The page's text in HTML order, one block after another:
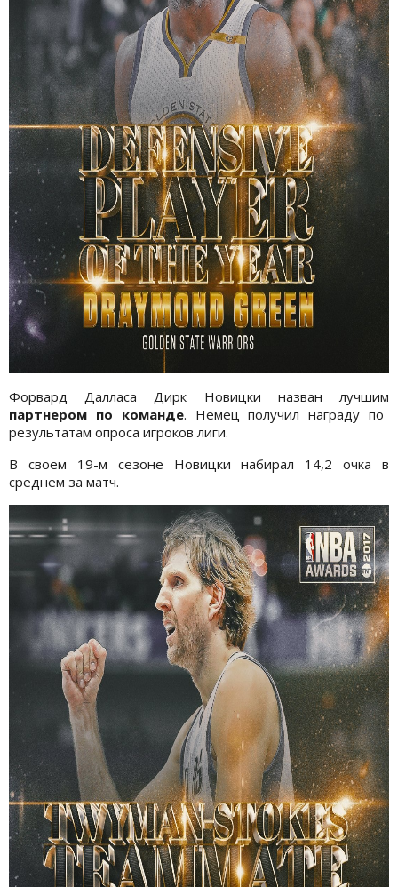
Форвард Далласа Дирк Новицки назван лучшим
партнером по команде. Немец получил награду по
результатам опроса игроков лиги.
В своем 19-м сезоне Новицки набирал 14,2 очка в
среднем за матч.